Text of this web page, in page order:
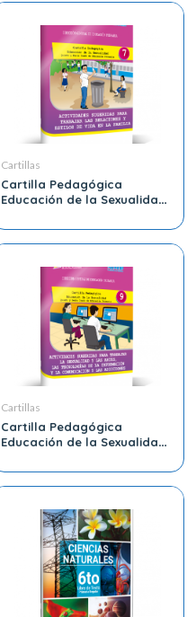
Cartillas
Cartilla Pedagógica
Educación de la Sexualidad
Educación Primaria 7
Cartillas
Cartilla Pedagógica
Educación de la Sexualidad
Educación Primaria 9